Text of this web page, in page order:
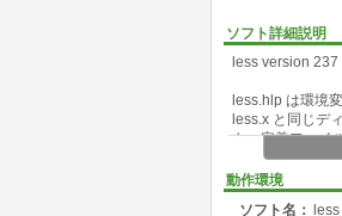
ソフト詳細説明
less version 237
less.hlp は環境
less.x と同じデ
キー定義ファイ
（または _less
定されていなけ
を探します。
動作環境
ソフト名：
less